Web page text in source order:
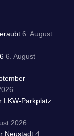
6. August
6. August
–
LKW-Parkplatz
2026
Neustadt 4.